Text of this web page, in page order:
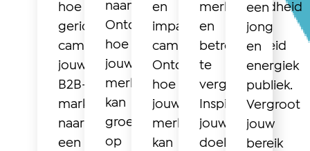
hoe
gerichte
campagnes
jouw
B2B-
marketing
naar
een
naamsbekendheid!
Ontdek
hoe
jouw
merk
kan
groeien
op
en
impactvolle
campagnes!
Ontdek
hoe
jouw
merk
kan
merkbekendheid
en
betrokkenheid
te
vergroten.
Inspireer
jouw
doelgroep
een
jong
en
energiek
publiek.
Vergroot
jouw
bereik